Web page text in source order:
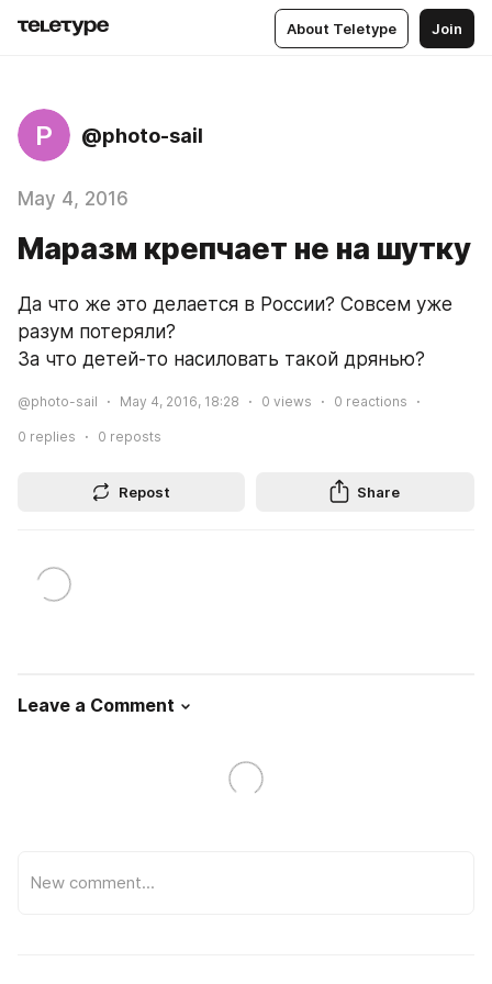
About Teletype Join
P @photo-sail
May 4, 2016
Маразм крепчает не на шутку
Да что же это делается в России? Совсем уже
разум потеряли?
За что детей-то насиловать такой дрянью?
@photo-sail May 4, 2016, 18:28 0 views 0 reactions
0 replies 0 reposts
Repost Share
Leave a Comment